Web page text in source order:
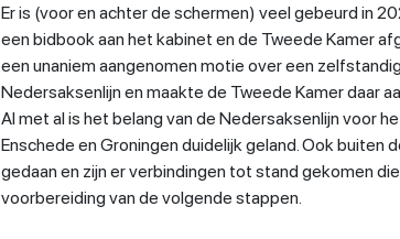
Er is (voor en achter de schermen) veel gebeurd in
een bidbook aan het kabinet en de Tweede Kamer
een unaniem aangenomen motie over een
Nedersaksenlijn en maakte de Tweede Kamer daar
Al met al is het belang van de Nedersaksenlijn voor
Enschede en Groningen duidelijk geland. Ook buiten
gedaan en zijn er verbindingen tot stand gekomen
voorbereiding van de volgende stappen.